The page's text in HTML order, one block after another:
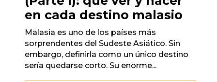
en cada destino malasio
Malasia es uno de los países más
sorprendentes del Sudeste Asiático. Sin
embargo, definirla como un único destino
sería quedarse corto. Su enorme...